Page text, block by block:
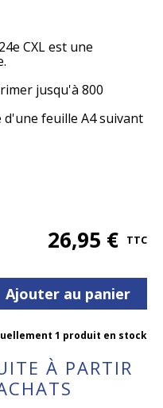
CXL est une
jusqu'à 800
d'une feuille A4 suivant
26,95 € TTC
Ajouter au panier
1 produit en stock
À PARTIR